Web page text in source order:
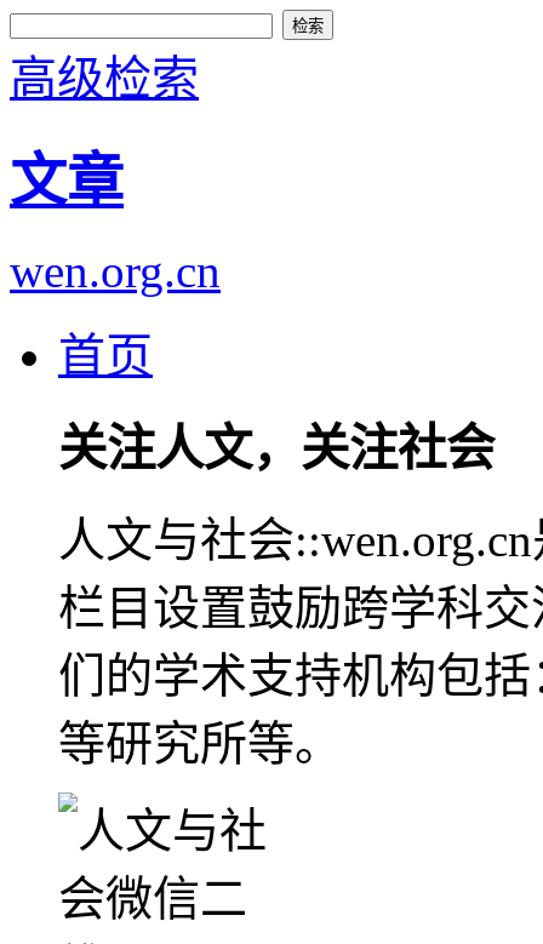
高级检索
文章
wen.org.cn
首页
关注人文，关注社会
人文与社会
栏目设置鼓励跨学科
们的学术支持机构包
等研究所等。